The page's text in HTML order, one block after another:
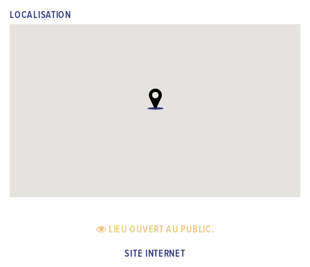
LOCALISATION
LIEU OUVERT AU PUBLIC.
SITE INTERNET